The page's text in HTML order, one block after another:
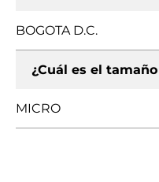
BOGOTA D.C.
¿Cuál es el
MICRO